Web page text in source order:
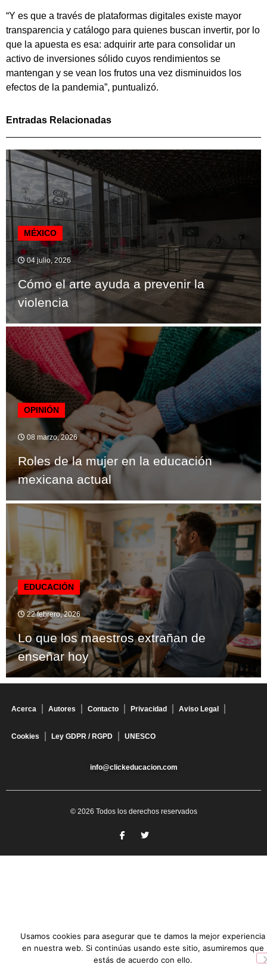
“Y es que a través de plataformas digitales existe mayor
transparencia y catálogo para quienes buscan invertir, por lo
que la apuesta es esa: adquirir arte para consolidar un
activo de inversiones sólido cuyos rendimientos se
mantengan y se vean los frutos una vez disminuidos los
efectos de la pandemia”, puntualizó.
Entradas Relacionadas
MÉXICO
04 julio, 2026
Cómo el arte ayuda a prevenir la
violencia
OPINIÓN
08 marzo, 2026
Roles de la mujer en la educación
mexicana actual
EDUCACIÓN
22 febrero, 2026
Lo que los maestros extrañan de
enseñar hoy
Acerca Autores Contacto Privacidad Aviso Legal
Cookies Ley GDPR / RGPD UNESCO
info@clickeducacion.com
© 2026 Todos los derechos reservados
Usamos cookies para asegurar que te damos la mejor experiencia
en nuestra web. Si continúas usando este sitio, asumiremos que
estás de acuerdo con ello.